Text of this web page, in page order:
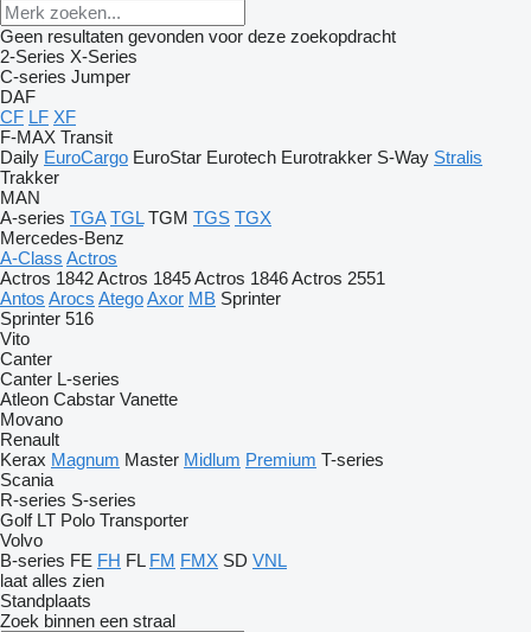
Geen resultaten gevonden voor deze zoekopdracht
2-Series X-Series
C-series Jumper
DAF
CF LF XF
F-MAX Transit
Daily EuroCargo EuroStar Eurotech Eurotrakker S-Way Stralis
Trakker
MAN
A-series TGA TGL TGM TGS TGX
Mercedes-Benz
A-Class Actros
Actros 1842Actros 1845Actros 1846Actros 2551
Antos Arocs AtegoAxor MB Sprinter
Sprinter 516
Vito
Canter
Canter L-series
Atleon Cabstar Vanette
Movano
Renault
Kerax Magnum Master Midlum Premium T-series
Scania
R-series S-series
Golf LT Polo Transporter
Volvo
B-series FE FH FL FM FMX SD VNL
laat alles zien
Standplaats
Zoek binnen een straal